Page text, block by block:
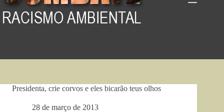
Presidenta, crie corvos e eles bicarão teus olhos
28 de março de 2013